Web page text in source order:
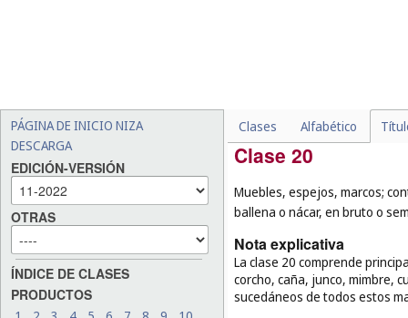
PÁGINA DE INICIO NIZA
DESCARGA
EDICIÓN-VERSIÓN
OTRAS
ÍNDICE DE CLASES
PRODUCTOS
Clases Alfabético
la madera en bruto o sin
Clase 20
Muebles, espejos, marcos;
ballena o nácar, en bruto o
Nota explicativa
La clase 20 comprende
corcho, caña, junco, mimbre,
sucedáneos de todos estos